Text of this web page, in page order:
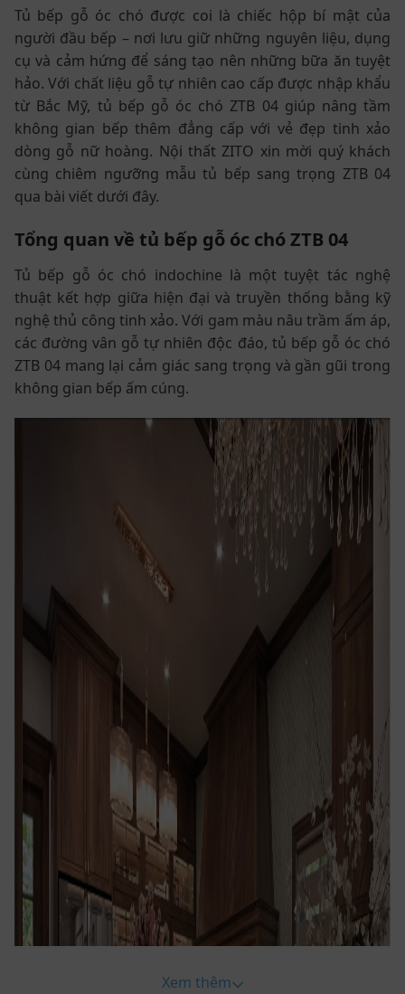
Tủ bếp gỗ óc chó được coi là chiếc hộp bí mật của
người đầu bếp – nơi lưu giữ những nguyên liệu, dụng
cụ và cảm hứng để sáng tạo nên những bữa ăn tuyệt
hảo. Với chất liệu gỗ tự nhiên cao cấp được nhập khẩu
từ Bắc Mỹ, tủ bếp gỗ óc chó ZTB 04 giúp nâng tầm
không gian bếp thêm đẳng cấp với vẻ đẹp tinh xảo
dòng gỗ nữ hoàng. Nội thất ZITO xin mời quý khách
cùng chiêm ngưỡng mẫu tủ bếp sang trọng ZTB 04
qua bài viết dưới đây.
Tổng quan về tủ bếp gỗ óc chó ZTB 04
Tủ bếp gỗ óc chó indochine là một tuyệt tác nghệ
thuật kết hợp giữa hiện đại và truyền thống bằng kỹ
nghệ thủ công tinh xảo. Với gam màu nâu trầm ấm áp,
các đường vân gỗ tự nhiên độc đáo, tủ bếp gỗ óc chó
ZTB 04 mang lại cảm giác sang trọng và gần gũi trong
không gian bếp ấm cúng.
Xem thêm